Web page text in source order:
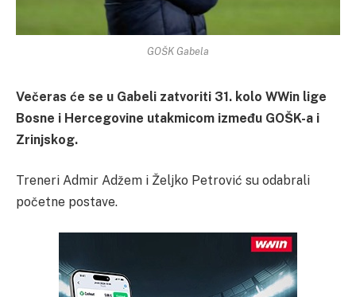
GOŠK Gabela
Večeras će se u Gabeli zatvoriti 31. kolo WWin lige
Bosne i Hercegovine utakmicom između GOŠK-a i
Zrinjskog.
Treneri Admir Adžem i Željko Petrović su odabrali
početne postave.